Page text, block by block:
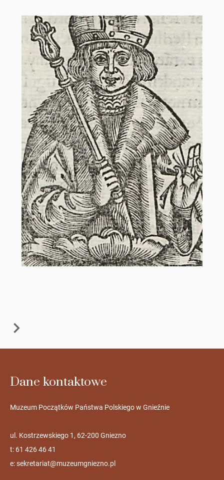
Dane kontaktowe
Muzeum Początków Państwa Polskiego w Gnieźnie
ul. Kostrzewskiego 1, 62-200 Gniezno
t: 61 426 46 41
e:sekretariat@muzeumgniezno.pl